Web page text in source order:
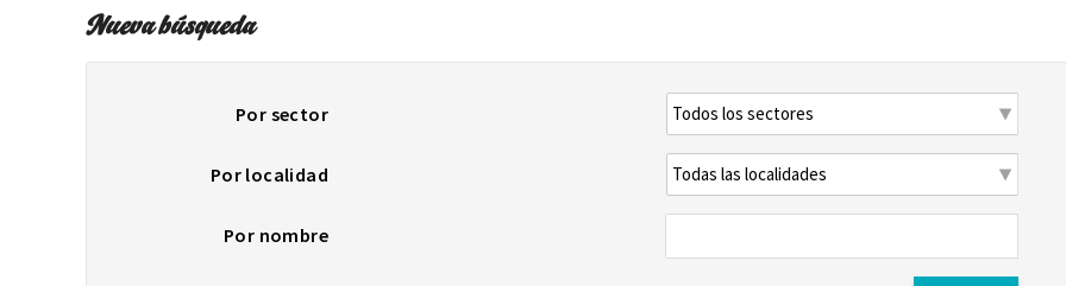
Nueva búsqueda
Por sector
Por localidad
Por nombre